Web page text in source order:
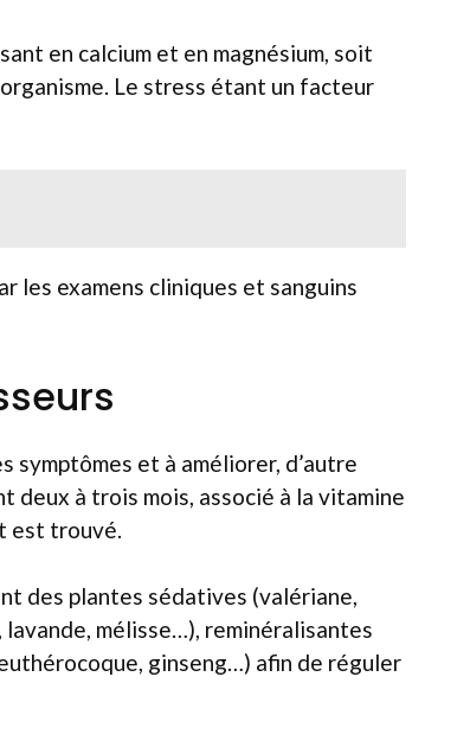
en calcium et en magnésium, soit
Le stress étant un facteur
les examens cliniques et sanguins
symptômes et à améliorer, d’autre
deux à trois mois, associé à la vitamine
est trouvé.
des plantes sédatives (valériane,
mélisse…), reminéralisantes
ginseng…) afin de réguler